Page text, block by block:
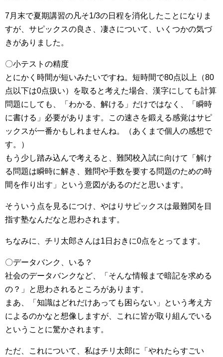
7月末で夏期講習の凡そ1/3の日程を消化したことになりま
すが、サピックスの良さ、凄さについて、いくつかの気づ
きがありました。
〇小テストの精度
とにかく時間が短いみたいですね。短時間で80点以上（80
点以下は0点扱い）を取ると考えた場合、漢字にしても計算
問題にしても、「わかる、解ける」だけではなく、「瞬時
に書ける」必要があります。この速さを鍛える感覚はサピ
ックスが一番かもしれませんね。（あくまで個人の感想で
す。）
もう少し踏み込んで考えると、難関校入試に向けて「解け
る問題は瞬時に解き、難問や手数を要する問題のための時
間を作り出す」という意図があるのだと思います。
そういう点を見るにつけ、やはりサピックスは最難関を目
指す塾なんだなと思わされます。
ちなみに、チリ太郎さんは1日おきに0点をとってます。
〇データバンク、いる？
社会のデータバンクなど、「そんな情報まで暗記を求める
の？」と思わされるところがあります。
まあ、「知識はどれだけあっても困らない」という考え方
によるのかなと想像しますが、これに皆が取り組んでいる
ということに驚かされます。
ただ、これについて、私はチリ太郎に「やれたらすごい